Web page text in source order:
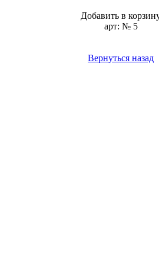
Добавить в
арт: № 5
Вернуться назад